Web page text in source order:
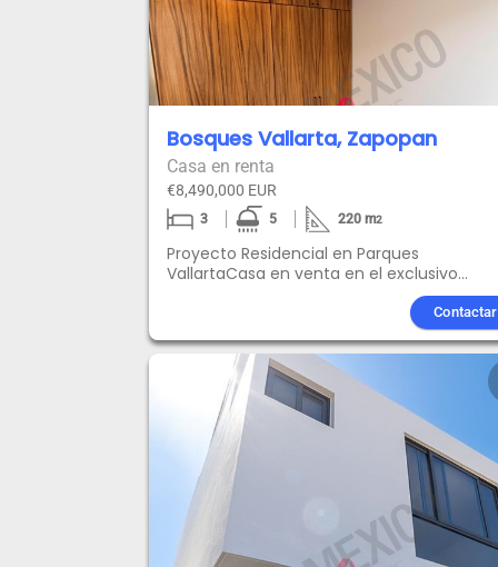
Bosques Vallarta, Zapopan
Casa en renta
€8,490,000 EUR
3 5 220m2
Proyecto Residencial en Parques
VallartaCasa en venta en el exclusivo
desarrollo Residencial Parques Vallarta,
ubicado en Coto Abeto. Esta propiedad
cuenta con una superficie de 165 m2 en
terreno de 8.25 x 20
metros.CaracterísticasLa casa está
diseñada para aprovechar al máximo la luz
natural, con amplias ventanas y espacios
abiertos, su diseño moderno y elegante
no va a pasar de temporada. Coto Abeto
el único que cuenta con una plaza
comercial donde podrás disfrutar de un
café, así como de diferentes actividades
comprasDistribución Planta baja Cochera
para dos autos Estudio o recámara Baño
Contactar